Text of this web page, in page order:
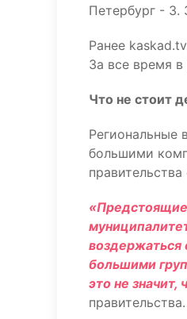
Петербург - 3.
Ранее kaskad.tv
За все время
Что не стоит
Региональные
большими
воздержаться
большими
это не значит,
правительства.